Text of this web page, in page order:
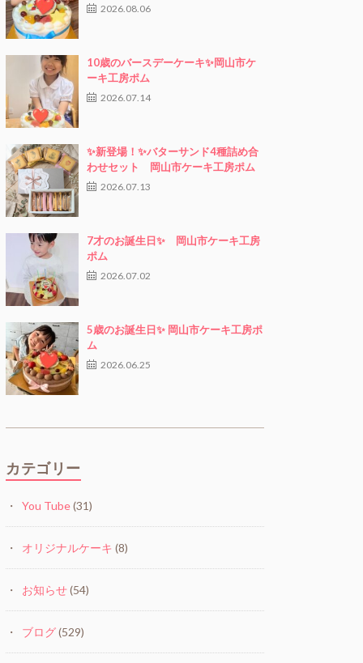
2026.08.06
10歳のバースデーケーキ✨岡山市ケ
ーキ工房ポム
2026.07.14
✨新登場！✨バターサンド4種詰め合
わせセット 岡山市ケーキ工房ポム
2026.07.13
7才のお誕生日✨ 岡山市ケーキ工房
ポム
2026.07.02
5歳のお誕生日✨ 岡山市ケーキ工房ポ
ム
2026.06.25
カテゴリー
You Tube(31)
オリジナルケーキ (8)
お知らせ(54)
ブログ(529)